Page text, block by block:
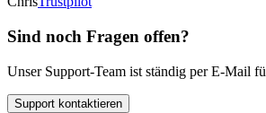
Sind noch Fragen offen?
Unser Support-Team ist ständig per E-Mail
Support kontaktieren